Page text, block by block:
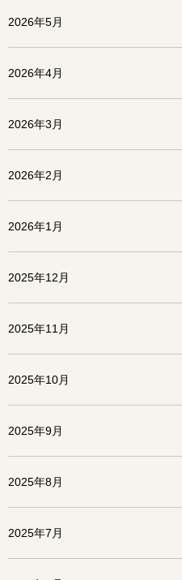
2026年5月
2026年4月
2026年3月
2026年2月
2026年1月
2025年12月
2025年11月
2025年10月
2025年9月
2025年8月
2025年7月